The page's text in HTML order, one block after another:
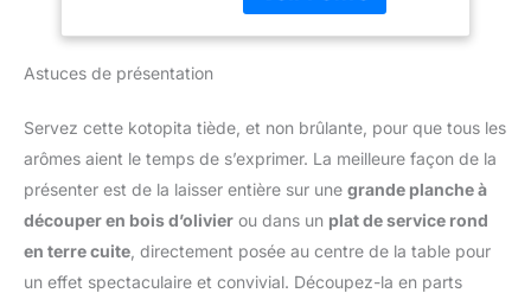
Notre moule résiste à
une chaleur allant
revêtement en téflon
anti-adhérent.
DIMENSIONS : 26 x 26 x
6,5 cm. CONTENU : 1 x
moule à manqué à
charnière rond 26 cm.
gâteau. CONSEILS : Ce
moule à manqué ne
vaisselle. Ne coupez pas
directement dans le
moule à manqué et
graissez-le avant d'y
Astuces de présentation
Servez cette kotopita tiède, et non brûlante, pour que tous les
arômes aient le temps de s’exprimer. La meilleure façon de la
présenter est de la laisser entière sur une grande planche à
découper en bois d’olivier ou dans un plat de service rond
en terre cuite , directement posée au centre de la table pour
un effet spectaculaire et convivial. Découpez-la en parts